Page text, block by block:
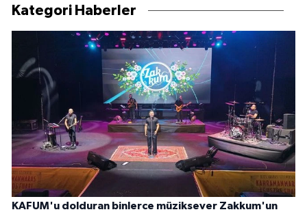
Kategori Haberler
KAFUM'u dolduran binlerce müziksever Zakkum'un